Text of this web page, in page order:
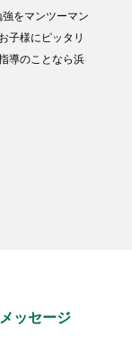
をマンツーマン
子様にピッタリ
導のことなら浜
ッセージ